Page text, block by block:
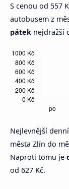
S cenou od 557
autobusem z
pátek nejdražší
Nejlevnější
města Zlín do
Naproti tomu je
od 627 Kč.